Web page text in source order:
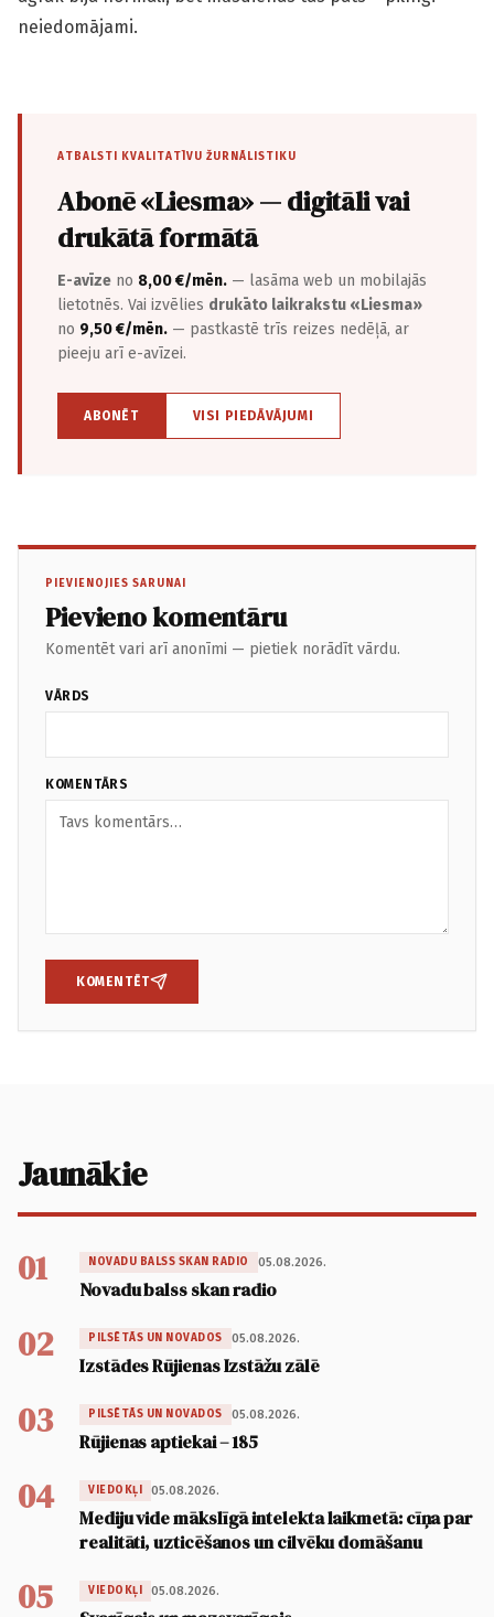
neiedomājami.
ATBALSTI KVALITATĪVU ŽURNĀLISTIKU
Abonē «Liesma» — digitāli vai
drukātā formātā
E-avīze no 8,00 €/mēn. — lasāma web un mobilajās
lietotnēs. Vai izvēlies drukāto laikrakstu «Liesma»
no 9,50 €/mēn. — pastkastē trīs reizes nedēļā, ar
pieeju arī e-avīzei.
ABONĒT VISI PIEDĀVĀJUMI
PIEVIENOJIES SARUNAI
Pievieno komentāru
Komentēt vari arī anonīmi — pietiek norādīt vārdu.
VĀRDS
KOMENTĀRS
KOMENTĒT
Jaunākie
01 NOVADU BALSS SKAN RADIO 05.08.2026.
Novadu balss skan radio
02 PILSĒTĀS UN NOVADOS 05.08.2026.
Izstādes Rūjienas Izstāžu zālē
03 PILSĒTĀS UN NOVADOS 05.08.2026.
Rūjienas aptiekai – 185
04 VIEDOKĻI 05.08.2026.
Mediju vide mākslīgā intelekta laikmetā: cīņa par
realitāti, uzticēšanos un cilvēku domāšanu
05 VIEDOKĻI 05.08.2026.